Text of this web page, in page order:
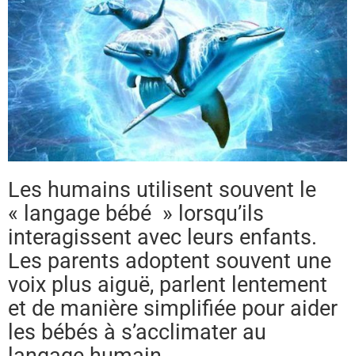
Les humains utilisent souvent le
« langage bébé » lorsqu’ils
interagissent avec leurs enfants.
Les parents adoptent souvent une
voix plus aiguë, parlent lentement
et de manière simplifiée pour aider
les bébés à s’acclimater au